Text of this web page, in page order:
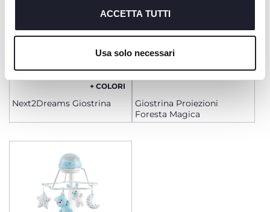
ACCETTA TUTTI
Usa solo necessari
+ COLORI
Next2Dreams Giostrina
Giostrina Proiezioni
Foresta Magica